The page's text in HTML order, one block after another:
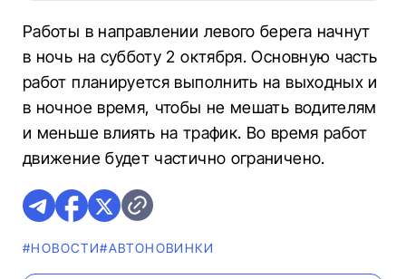
Работы в направлении левого берега начнут
в ночь на субботу 2 октября. Основную часть
работ планируется выполнить на выходных и
в ночное время, чтобы не мешать водителям
и меньше влиять на трафик. Во время работ
движение будет частично ограничено.
#НОВОСТИ#AВТОНОВИНКИ